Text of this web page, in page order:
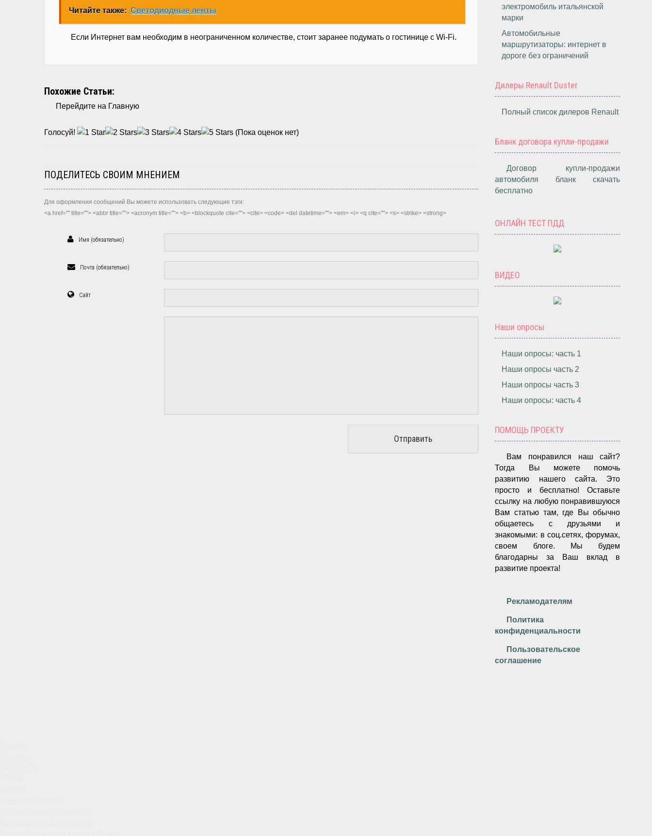
Читайте также: Светодиодные ленты
Если Интернет вам необходим в неограниченном количестве, стоит заранее подумать о гостинице с Wi-Fi.
Похожие Статьи:
Перейдите на Главную
Голосуй! (Пока оценок нет)
ПОДЕЛИТЕСЬ СВОИМ МНЕНИЕМ
Для оформления сообщений Вы можете использовать следующие тэги:
<a href="" title=""> <abbr title=""> <acronym title=""> <b> <blockquote cite=""> <cite> <code> <del datetime=""> <em> <i> <q cite=""> <s> <strike> <strong>
Имя (обязательно)
Почта (обязательно)
Сайт
электромобиль итальянской
марки
Автомобильные
маршрутизаторы: интернет в
дороге без ограничений
Дилеры Renault Duster
Полный список дилеров Renault
Бланк договора купли-продажи
Договор купли-продажи
автомобиля бланк скачать
бесплатно
ОНЛАЙН ТЕСТ ПДД
ВИДЕО
Наши опросы
Наши опросы: часть 1
Наши опросы часть 2
Наши опросы часть 3
Наши опросы: часть 4
ПОМОЩЬ ПРОЕКТУ
Вам понравился наш сайт?
Тогда Вы можете помочь
развитию нашего сайта. Это
просто и бесплатно! Оставьте
ссылку на любую понравившуюся
Вам статью там, где Вы обычно
общаетесь с друзьями и
знакомыми: в соц.сетях, форумах,
своем блоге. Мы будем
благодарны за Ваш вклад в
развитие проекта!
Рекламодателям
Политика
конфиденциальности
Пользовательское
соглашение